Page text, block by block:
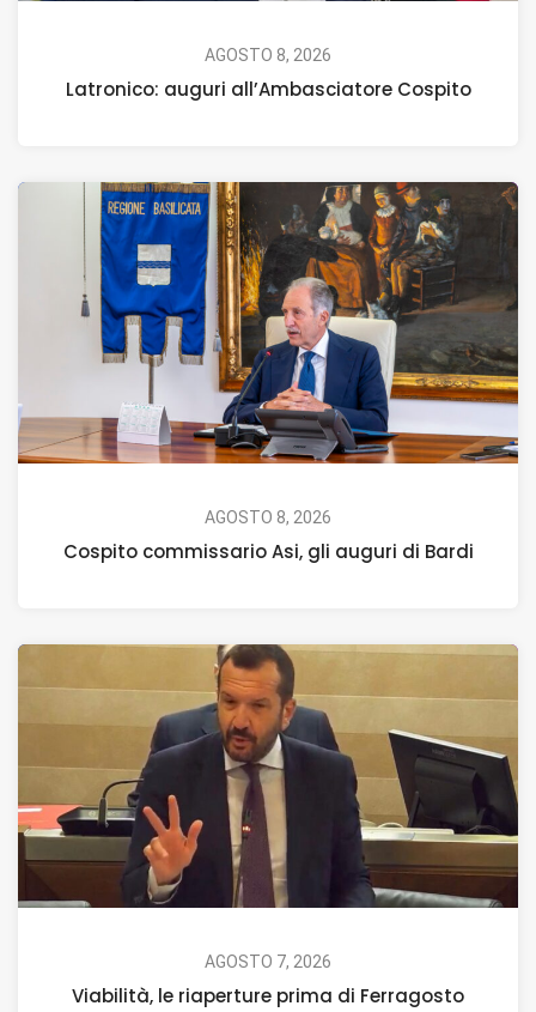
AGOSTO 8, 2026
Latronico: auguri all’Ambasciatore Cospito
AGOSTO 8, 2026
Cospito commissario Asi, gli auguri di Bardi
AGOSTO 7, 2026
Viabilità, le riaperture prima di Ferragosto